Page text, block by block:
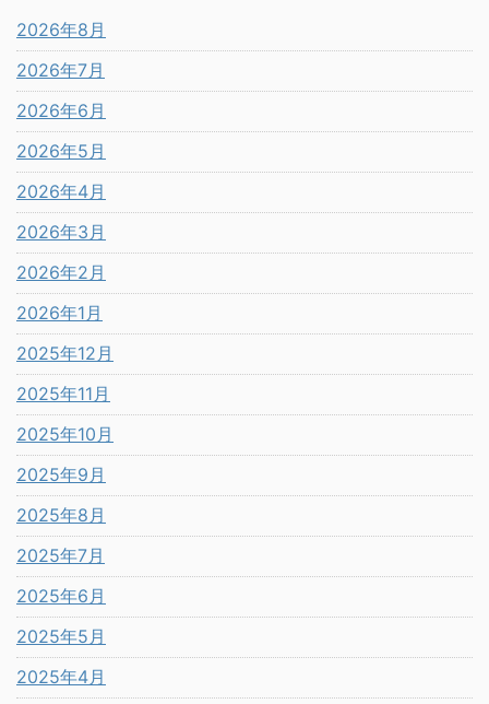
2026年8月
2026年7月
2026年6月
2026年5月
2026年4月
2026年3月
2026年2月
2026年1月
2025年12月
2025年11月
2025年10月
2025年9月
2025年8月
2025年7月
2025年6月
2025年5月
2025年4月